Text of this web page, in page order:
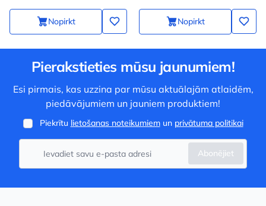
Nopirkt Nopirkt
Pierakstieties mūsu jaunumiem!
Esi pirmais, kas uzzina par mūsu aktuālajām atlaidēm,
piedāvājumiem un jauniem produktiem!
Piekrītu lietošanas noteikumiemun privātuma politikai
Abonējiet